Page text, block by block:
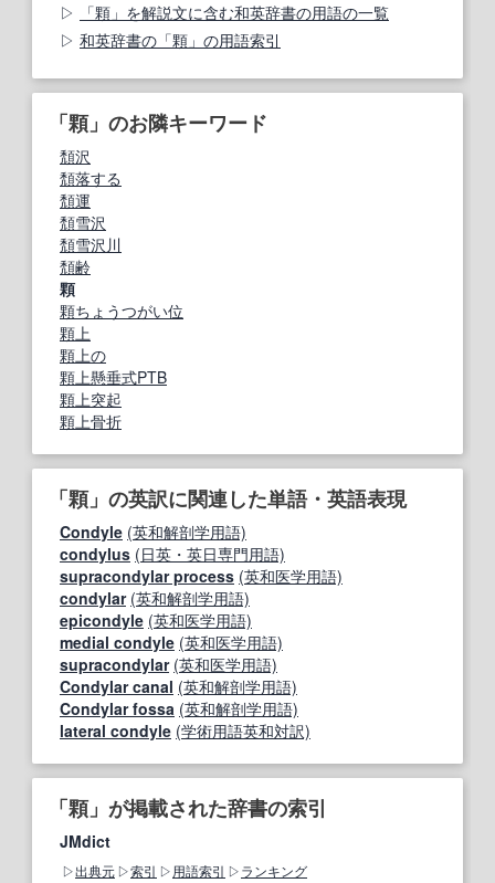
「顆」を解説文に含む和英辞書の用語の一覧
和英辞書の「顆」の用語索引
「顆」のお隣キーワード
頽沢
頽落する
頽運
頽雪沢
頽雪沢川
頽齢
顆
顆ちょうつがい位
顆上
顆上の
顆上懸垂式PTB
顆上突起
顆上骨折
「顆」の英訳に関連した単語・英語表現
Condyle (英和解剖学用語)
condylus (日英・英日専門用語)
supracondylar process (英和医学用語)
condylar (英和解剖学用語)
epicondyle (英和医学用語)
medial condyle (英和医学用語)
supracondylar (英和医学用語)
Condylar canal (英和解剖学用語)
Condylar fossa (英和解剖学用語)
lateral condyle (学術用語英和対訳)
「顆」が掲載された辞書の索引
JMdict
出典元 索引 用語索引 ランキング